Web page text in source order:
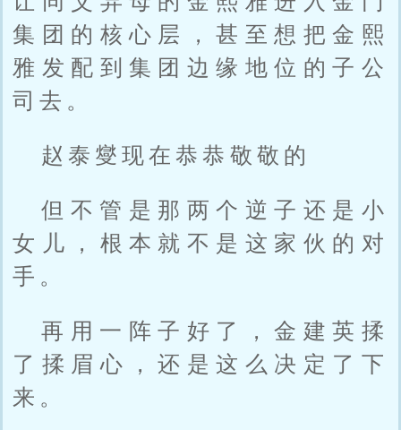
集团的核心层，甚至想把金熙
雅发配到集团边缘地位的子公
司去。
赵泰燮现在恭恭敬敬的
但不管是那两个逆子还是小
女儿，根本就不是这家伙的对
手。
再用一阵子好了，金建英揉
了揉眉心，还是这么决定了下
来。